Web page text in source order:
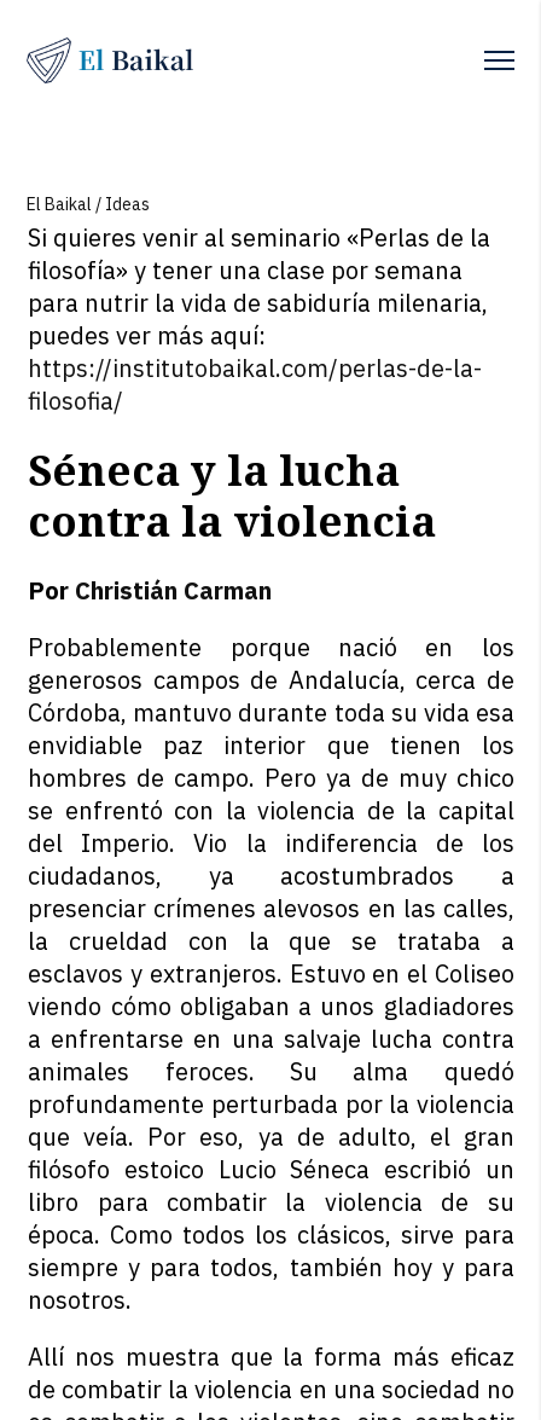
El Baikal / Ideas
Si quieres venir al seminario «Perlas de la
filosofía» y tener una clase por semana
para nutrir la vida de sabiduría milenaria,
puedes ver más aquí:
https://institutobaikal.com/perlas-de-la-
filosofia/
Séneca y la lucha
contra la violencia
Por Christián Carman
Probablemente porque nació en los
generosos campos de Andalucía, cerca de
Córdoba, mantuvo durante toda su vida esa
envidiable paz interior que tienen los
hombres de campo. Pero ya de muy chico
se enfrentó con la violencia de la capital
del Imperio. Vio la indiferencia de los
ciudadanos, ya acostumbrados a
presenciar crímenes alevosos en las calles,
la crueldad con la que se trataba a
esclavos y extranjeros. Estuvo en el Coliseo
viendo cómo obligaban a unos gladiadores
a enfrentarse en una salvaje lucha contra
animales feroces. Su alma quedó
profundamente perturbada por la violencia
que veía. Por eso, ya de adulto, el gran
filósofo estoico Lucio Séneca escribió un
libro para combatir la violencia de su
época. Como todos los clásicos, sirve para
siempre y para todos, también hoy y para
nosotros.
Allí nos muestra que la forma más eficaz
de combatir la violencia en una sociedad no